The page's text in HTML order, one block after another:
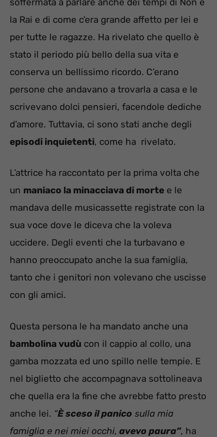
la Rai e di come c’era grande affetto per lei e
per tutte le ragazze. Ha rivelato che quello è
stato il periodo più bello della sua vita e
conserva un bellissimo ricordo. C’erano
persone che andavano a trovarla a casa e le
scrivevano dolci pensieri, facendole dediche
d’amore. Tuttavia, ci sono stati anche degli
episodi inquietenti, come ha rivelato.
L’attrice ha raccontato per la prima volta che
un maniaco la minacciava di morte e le
mandava delle musicassette registrate con la
sua voce dove le diceva che la voleva
uccidere. Degli eventi che la turbavano e
hanno preoccupato anche la sua famiglia,
tanto che i genitori non volevano che uscisse
con gli amici.
Questa persona le ha mandato anche una
bambolina vudù con il cappio al collo, una
gamba mozzata ed uno spillo nelle tempie. E
nel biglietto che accompagnava sottolineava
che quella era la fine che avrebbe fatto presto
anche lei. “È sceso il panico sulla mia
famiglia e nei miei occhi, avevo paura”, ha